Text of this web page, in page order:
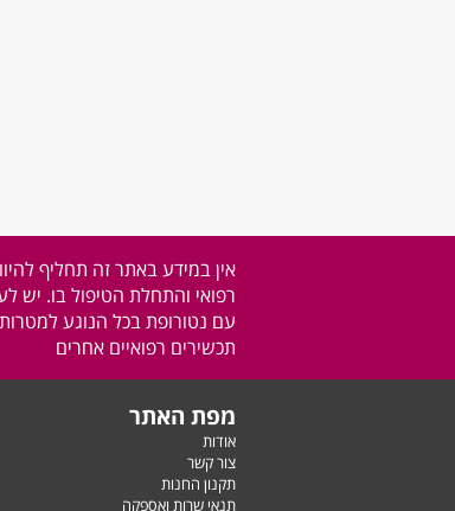
אין במידע באתר זה תחליף
רפואי והתחלת הטיפול בו. יש
עם נטורופת בכל הנוגע
תכשירים רפואיים אחרים
מפת האתר
אודות
צור קשר
תקנון החנות
תנאי שרות ואספקה